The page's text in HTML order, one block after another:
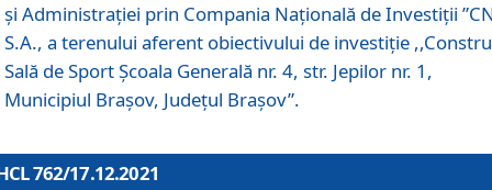
și Administrației prin Compania Naţională de Investiţii
S.A., a terenului aferent obiectivului de investiție
Sală de Sport Școala Generală nr. 4, str. Jepilor nr. 1,
Municipiul Brașov, Județul Brașov”.
762/17.12.2021